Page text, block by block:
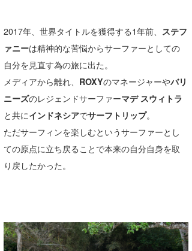
2017年、世界タイトルを獲得する1年前、 ステフ
ァニーは精神的な苦悩からサーファーとしての
自分を見直す為の旅に出た。
メディアから離れ、 ROXYのマネージャーやバリ
ニーズのレジェンドサーファーマデ スウィトラ
と共にインドネシアでサーフトリップ。
ただサーフィンを楽しむというサーファーとし
ての原点に立ち戻ることで本来の自分自身を取
り戻したかった。
YUKI☆
たっちー
ハンマー
まっきー
三輪予報士
小川予報士
唐澤予報士